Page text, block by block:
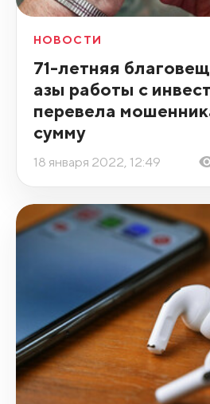
НОВОСТИ
71-летняя
азы работы с
перевела
сумму
18 января 2022, 12:49